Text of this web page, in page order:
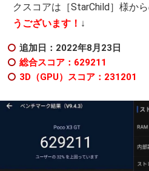
クスコアは［StarChild］様か
うございます！ ↓
追加日：2022年8月23日
総合スコア：629211
3D（GPU）スコア：231201